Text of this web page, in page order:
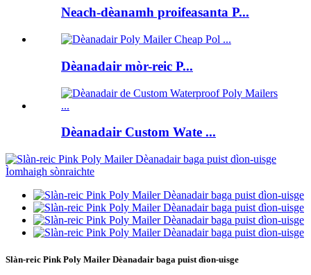
Neach-dèanamh proifeasanta P...
Dèanadair mòr-reic P...
Dèanadair Custom Wate ...
Slàn-reic Pink Poly Mailer Dèanadair baga puist dìon-uisge